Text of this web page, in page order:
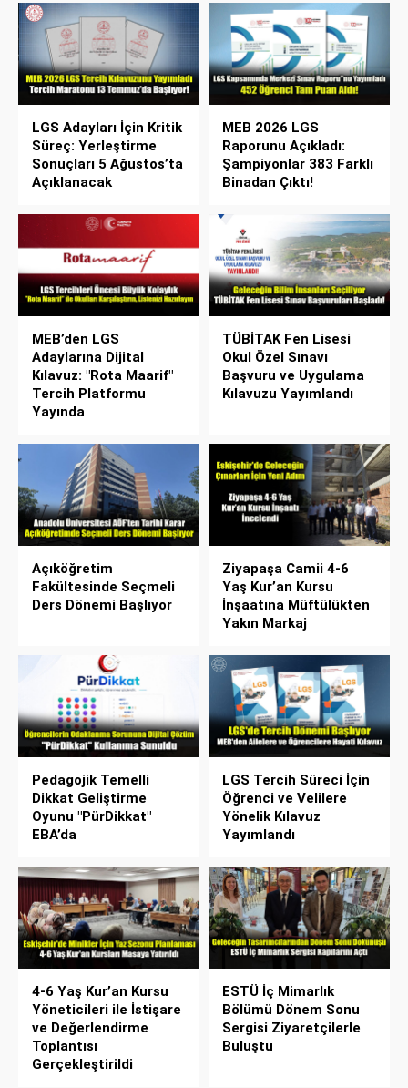
LGS Adayları İçin Kritik
Süreç: Yerleştirme
Sonuçları 5 Ağustos’ta
Açıklanacak
MEB 2026 LGS
Raporunu Açıkladı:
Şampiyonlar 383 Farklı
Binadan Çıktı!
MEB’den LGS
Adaylarına Dijital
Kılavuz: "Rota Maarif"
Tercih Platformu
Yayında
TÜBİTAK Fen Lisesi
Okul Özel Sınavı
Başvuru ve Uygulama
Kılavuzu Yayımlandı
Açıköğretim
Fakültesinde Seçmeli
Ders Dönemi Başlıyor
Ziyapaşa Camii 4-6
Yaş Kur’an Kursu
İnşaatına Müftülükten
Yakın Markaj
Pedagojik Temelli
Dikkat Geliştirme
Oyunu "PürDikkat"
EBA’da
LGS Tercih Süreci İçin
Öğrenci ve Velilere
Yönelik Kılavuz
Yayımlandı
4-6 Yaş Kur’an Kursu
Yöneticileri ile İstişare
ve Değerlendirme
Toplantısı
Gerçekleştirildi
ESTÜ İç Mimarlık
Bölümü Dönem Sonu
Sergisi Ziyaretçilerle
Buluştu